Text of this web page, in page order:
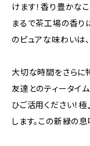
けます！香り豊かな
まるで茶工場の香り
のピュアな味わいは
大切な時間をさらに
友達とのティータイ
ひご活用ください！
します。この新緑の